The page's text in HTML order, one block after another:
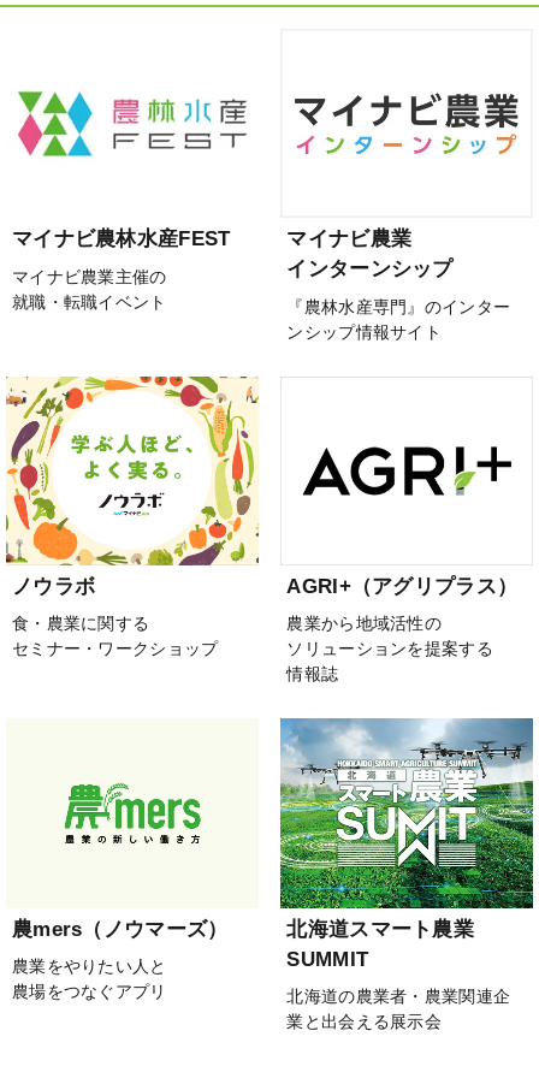
マイナビ農林水産FEST
マイナビ農業主催の
就職・転職イベント
マイナビ農業
インターンシップ
『農林水産専門』のインター
ンシップ情報サイト
ノウラボ
食・農業に関する
セミナー・ワークショップ
AGRI+（アグリプラス）
農業から地域活性の
ソリューションを提案する
情報誌
農mers（ノウマーズ）
農業をやりたい人と
農場をつなぐアプリ
北海道スマート農業
SUMMIT
北海道の農業者・農業関連企
業と出会える展示会